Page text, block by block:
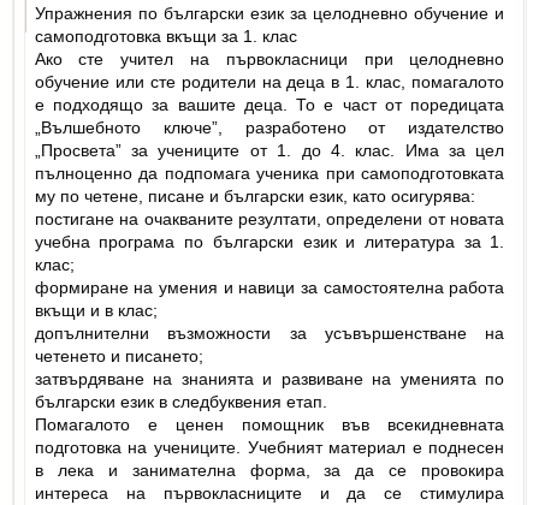
Упражнения по български език за целодневно обучение и
самоподготовка вкъщи за 1. клас
Ако сте учител на първокласници при целодневно
обучение или сте родители на деца в 1. клас, помагалото
е подходящо за вашите деца. То е част от поредицата
„Вълшебното ключе”, разработено от издателство
„Просвета” за учениците от 1. до 4. клас. Има за цел
пълноценно да подпомага ученика при самоподготовката
му по четене, писане и български език, като осигурява:
постигане на очакваните резултати, определени от новата
учебна програма по български език и литература за 1.
клас;
формиране на умения и навици за самостоятелна работа
вкъщи и в клас;
допълнителни възможности за усъвършенстване на
четенето и писането;
затвърдяване на знанията и развиване на уменията по
български език в следбуквения етап.
Помагалото е ценен помощник във всекидневната
подготовка на учениците. Учебният материал е поднесен
в лека и занимателна форма, за да се провокира
интереса на първокласниците и да се стимулира